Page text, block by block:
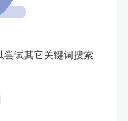
尝试其它关键词搜索